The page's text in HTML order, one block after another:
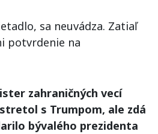
sa neuvádza. Zatiaľ
potvrdenie na
zahraničných vecí
s Trumpom, ale zdá
bývalého prezidenta